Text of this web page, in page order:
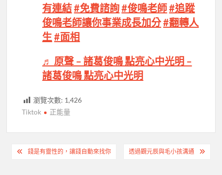
有連結#免費諮詢#俊鳴老師#追蹤
俊鳴老師讓你事業成長加分#翻轉人
生#面相
♬ 原聲 – 諸葛俊鳴 點亮心中光明 –
諸葛俊鳴 點亮心中光明
瀏覽次數: 1,426
Tiktok
正能量
文
錢是有靈性的，讓錢自動來找你 透過觀元辰與毛小孩溝通